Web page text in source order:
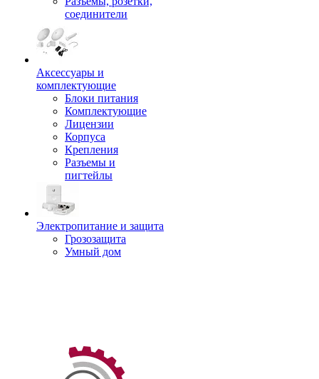
соединители
Аксессуары и
комплектующие
Блоки питания
Комплектующие
Лицензии
Корпуса
Крепления
Разъемы и
пигтейлы
Электропитание и защита
Грозозащита
Умный дом